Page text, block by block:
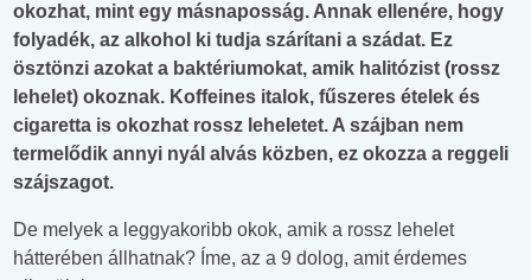
okozhat, mint egy másnaposság. Annak ellenére, hogy
folyadék, az alkohol ki tudja szárítani a szádat. Ez
ösztönzi azokat a baktériumokat, amik halitózist (rossz
lehelet) okoznak. Koffeines italok, fűszeres ételek és
cigaretta is okozhat rossz leheletet. A szájban nem
termelődik annyi nyál alvás közben, ez okozza a reggeli
szájszagot.
De melyek a leggyakoribb okok, amik a rossz lehelet
hátterében állhatnak? Íme, az a 9 dolog, amit érdemes